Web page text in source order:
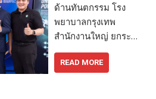
ด้านทันตกรรม โรง
พยาบาลกรุงเทพ
สำนักงานใหญ่ ยกระ…
READ MORE